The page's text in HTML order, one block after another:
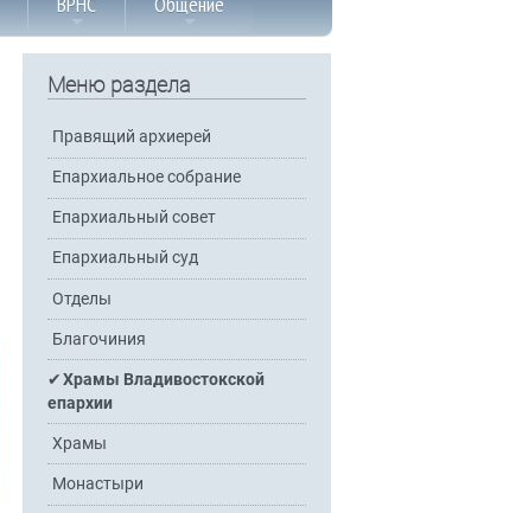
Меню раздела
Правящий архиерей
Епархиальное собрание
Епархиальный совет
Епархиальный суд
Отделы
Благочиния
Храмы Владивостокской
епархии
Храмы
Монастыри